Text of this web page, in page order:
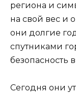
региона и
на свой вес и
они долгие
спутниками
безопасность
Сегодня они